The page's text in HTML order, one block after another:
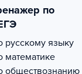
по
русскому языку
математике
обществознанию